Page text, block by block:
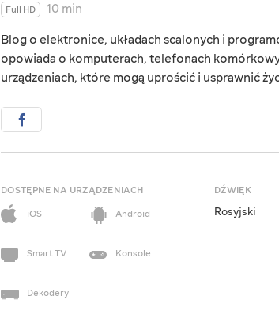
Full HD
10 min
Blog o elektronice, układach scalonych i
opowiada o komputerach, telefonach
urządzeniach, które mogą uprościć i usprawnić
DOSTĘPNE NA URZĄDZENIACH
iOS
Android
Smart TV Konsole
Dekodery
DŹWIĘK
Rosyjski